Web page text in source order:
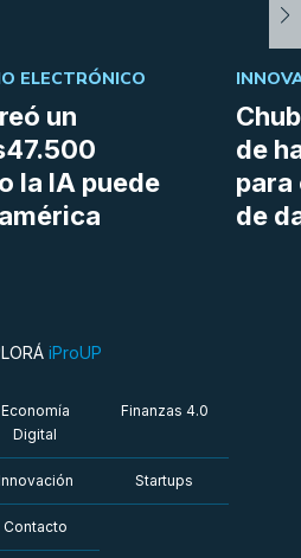
un
la IA puede
ELECTRÓNICO
de
para
de
iProUP
Economía
Digital
Finanzas 4.0
Startups
Contacto